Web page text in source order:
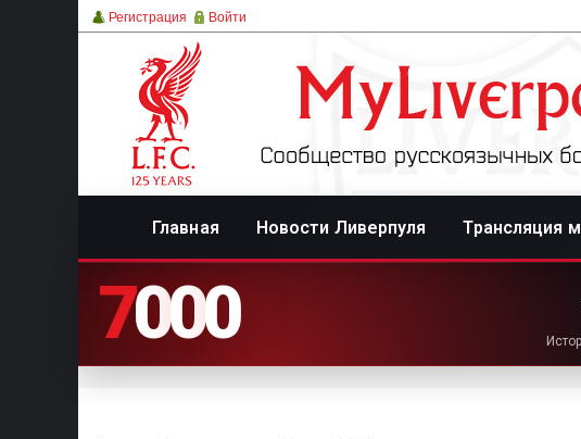
Регистрация Войти
Главная Новости Ливерпуля Трансляция
7000